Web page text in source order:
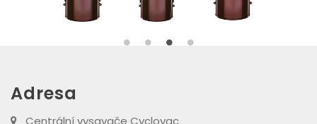
Adresa
Centrální vysavače Cyclovac